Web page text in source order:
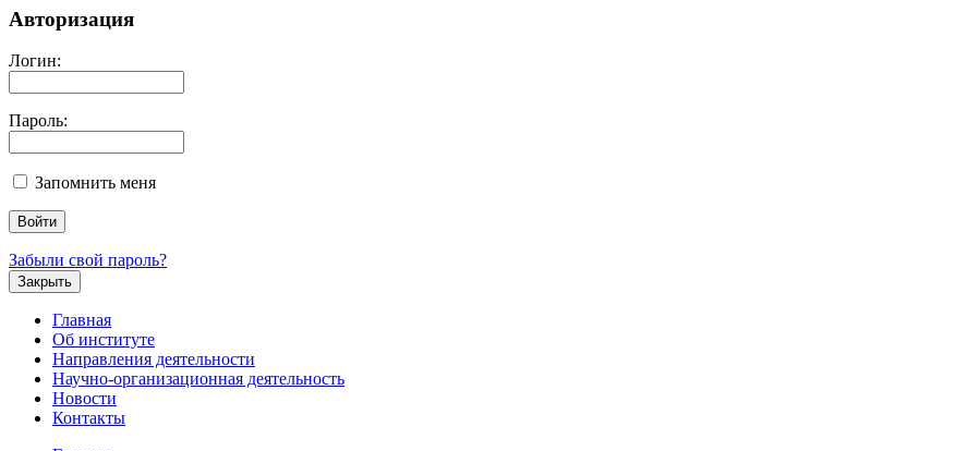
Авторизация
Логин:
Пароль:
Запомнить меня
Забыли свой пароль?
Закрыть
Главная
Об институте
Направления деятельности
Научно-организационная деятельность
Новости
Контакты